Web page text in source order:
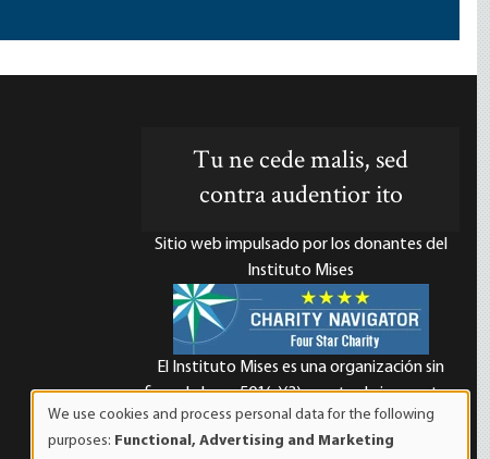
Tu ne cede malis, sed
contra audentior ito
Sitio web impulsado por los donantes del
Instituto Mises
El Instituto Mises es una organización sin
fines de lucro 501(c)(3) exenta de impuestos.
Las contribuciones son deducibles de
impuestos en la máxima medida que lo
of
We use cookies and process personal data for the following
purposes: Functional, Advertising and Marketing